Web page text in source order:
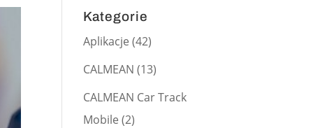
Kategorie
Aplikacje (42)
CALMEAN (13)
CALMEAN Car Track
Mobile (2)